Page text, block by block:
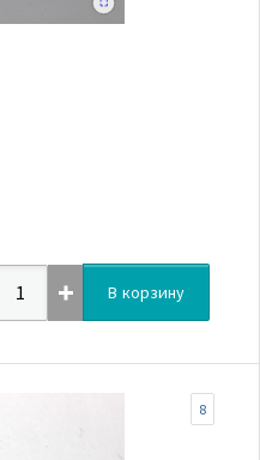
В корзину
8